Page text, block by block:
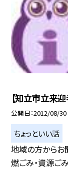
【知立市立来迎
公開日 2012/08/30
ちょっといい話
地域の方からお
燃ごみ・資源ご